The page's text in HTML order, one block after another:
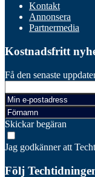
Kontakt
Annonsera
Partnermedia
Kostnadsfritt
Få den senaste
Skickar begäran
Jag godkänner att
Följ